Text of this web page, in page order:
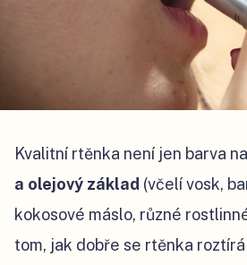
Kvalitní rtěnka není jen barva
a olejový základ (včelí vosk,
kokosové máslo, různé
tom, jak dobře se rtěnka